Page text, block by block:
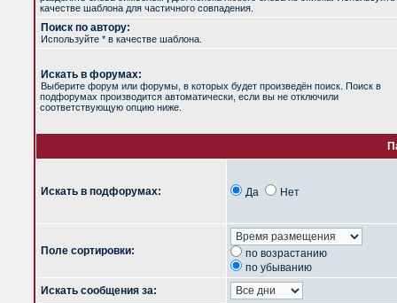
качестве шаблона для частичного совпадения.
Поиск по автору:
Используйте * в качестве шаблона.
Искать в форумах:
Выберите форум или форумы, в которых будет произведён поиск. Поиск в
подфорумах производится автоматически, если вы не отключили
соответствующую опцию ниже.
Искать в подфорумах: Да Нет
Поле сортировки:
по возрастанию
по убыванию
Искать сообщения за: